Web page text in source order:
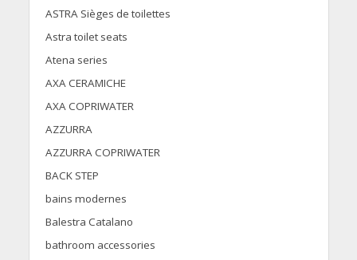
ASTRA Sièges de toilettes
Astra toilet seats
Atena series
AXA CERAMICHE
AXA COPRIWATER
AZZURRA
AZZURRA COPRIWATER
BACK STEP
bains modernes
Balestra Catalano
bathroom accessories